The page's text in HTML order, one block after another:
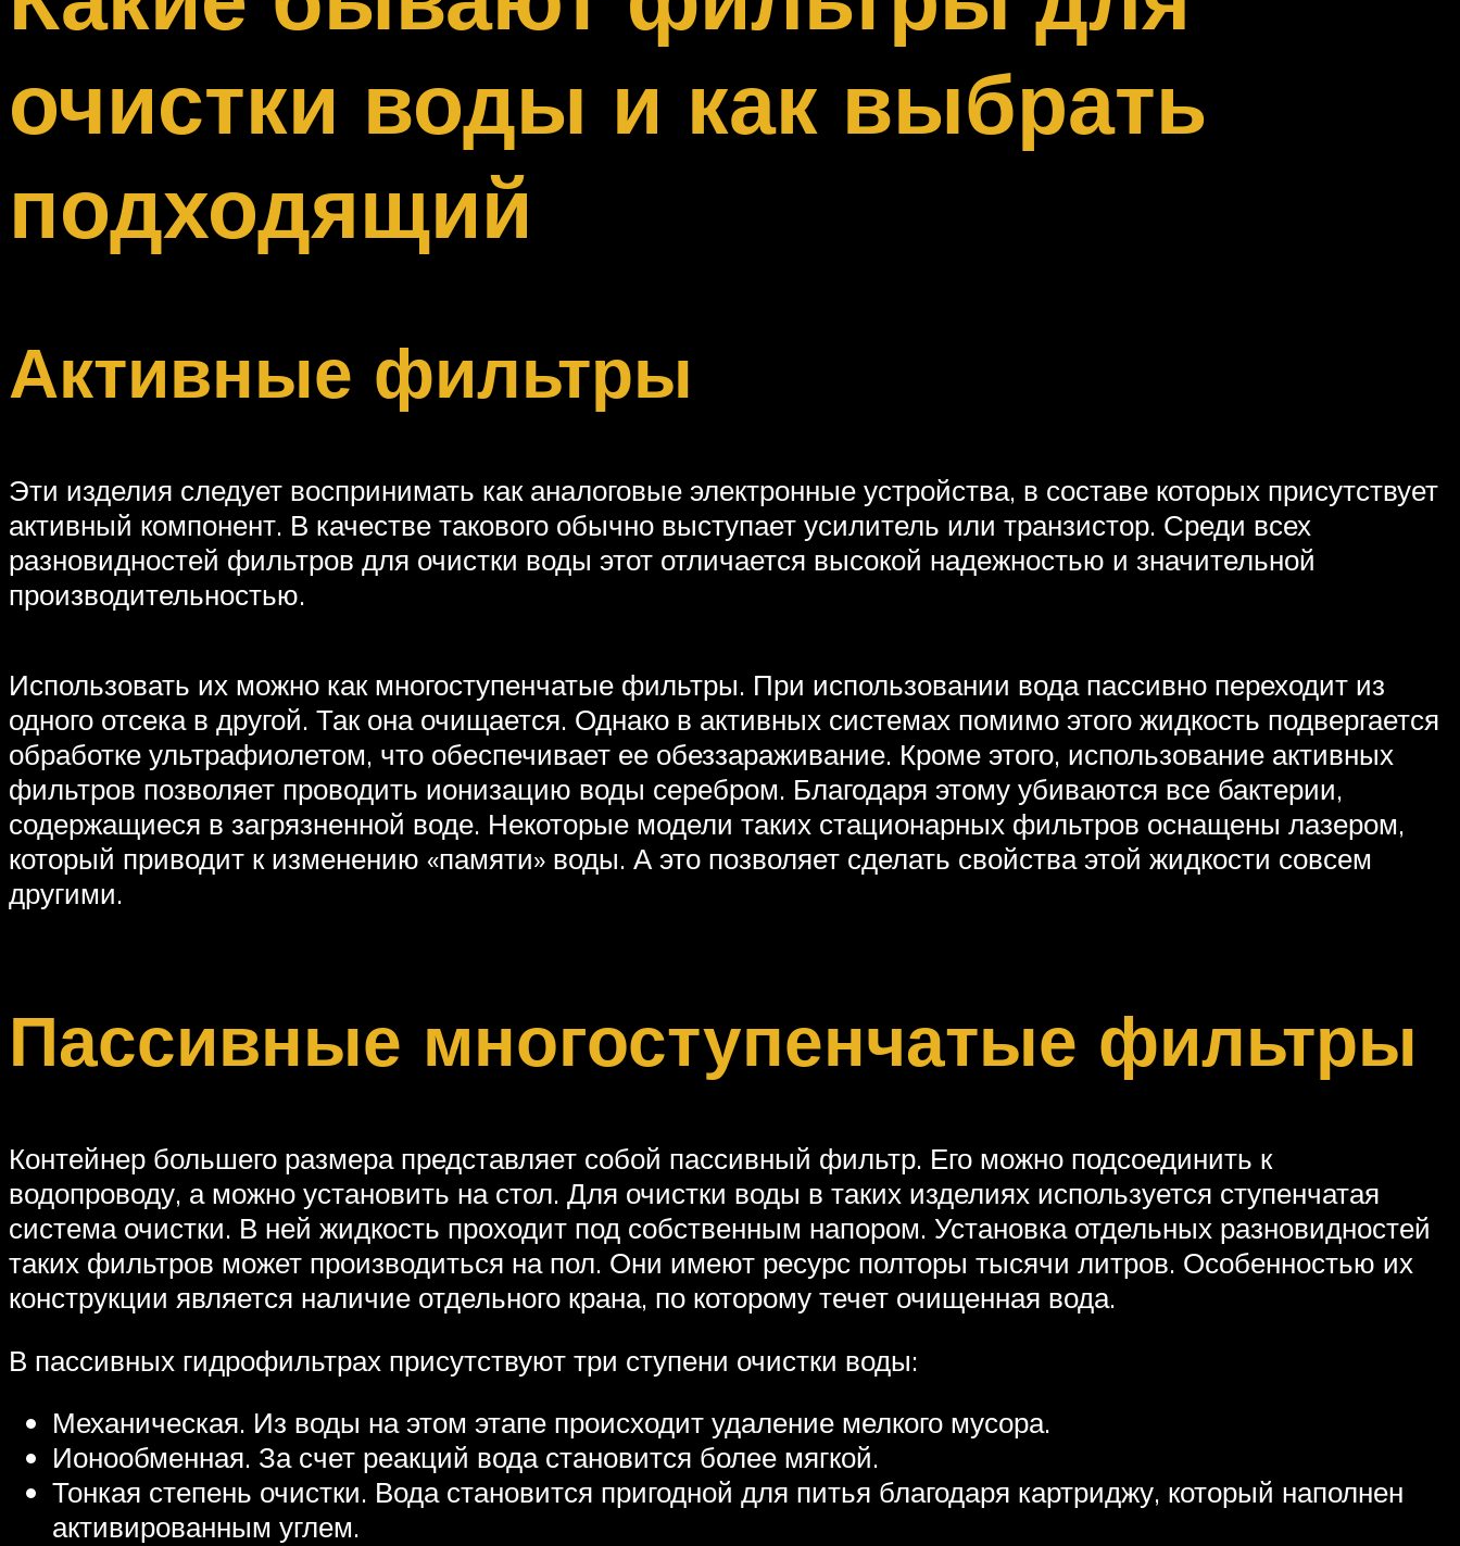
очистки воды и как выбрать
подходящий
Активные фильтры
Эти изделия следует воспринимать как аналоговые электронные устройства, в составе которых присутствует
активный компонент. В качестве такового обычно выступает усилитель или транзистор. Среди всех
разновидностей фильтров для очистки воды этот отличается высокой надежностью и значительной
производительностью.
Использовать их можно как многоступенчатые фильтры. При использовании вода пассивно переходит из
одного отсека в другой. Так она очищается. Однако в активных системах помимо этого жидкость подвергается
обработке ультрафиолетом, что обеспечивает ее обеззараживание. Кроме этого, использование активных
фильтров позволяет проводить ионизацию воды серебром. Благодаря этому убиваются все бактерии,
содержащиеся в загрязненной воде. Некоторые модели таких стационарных фильтров оснащены лазером,
который приводит к изменению «памяти» воды. А это позволяет сделать свойства этой жидкости совсем
другими.
Пассивные многоступенчатые фильтры
Контейнер большего размера представляет собой пассивный фильтр. Его можно подсоединить к
водопроводу, а можно установить на стол. Для очистки воды в таких изделиях используется ступенчатая
система очистки. В ней жидкость проходит под собственным напором. Установка отдельных разновидностей
таких фильтров может производиться на пол. Они имеют ресурс полторы тысячи литров. Особенностью их
конструкции является наличие отдельного крана, по которому течет очищенная вода.
В пассивных гидрофильтрах присутствуют три ступени очистки воды:
Механическая. Из воды на этом этапе происходит удаление мелкого мусора.
Ионообменная. За счет реакций вода становится более мягкой.
Тонкая степень очистки. Вода становится пригодной для питья благодаря картриджу, который наполнен
активированным углем.